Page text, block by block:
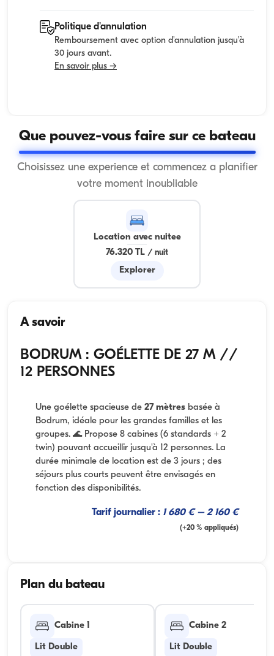
Politique d'annulation
Remboursement avec option d'annulation jusqu'à
30 jours avant.
En savoir plus →
Que pouvez-vous faire sur ce bateau
Choisissez une experience et commencez a planifier
votre moment inoubliable
Location avec nuitee
76.320 TL / nuit
Explorer
A savoir
BODRUM : GOÉLETTE DE 27 M //
12 PERSONNES
Une goélette spacieuse de 27 mètres basée à
Bodrum, idéale pour les grandes familles et les
groupes. 🌊 Propose 8 cabines (6 standards + 2
twin) pouvant accueillir jusqu'à 12 personnes. La
durée minimale de location est de 3 jours ; des
séjours plus courts peuvent être envisagés en
fonction des disponibilités.
Tarif journalier : 1 680 € – 2 160 €
(+20 % appliqués)
Plan du bateau
Cabine 1
Lit Double
Cabine 2
Lit Double